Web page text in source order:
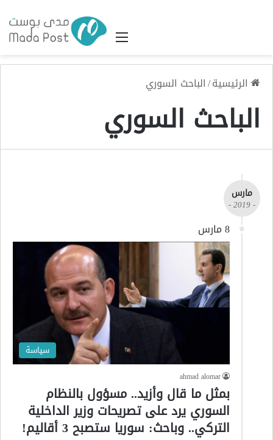
القائمة
الرئيسية/الباحث السوري
الباحث السوري
مارس
- 2019 -
8 مارس
سياسة
ahmad alomar
بمثل ما قال وأزيد.. مسؤول بالنظام
السوري يرد على تصريحات وزير الداخلية
التركي.. وباحث: سوريا ستصبح 3 أقاليم!